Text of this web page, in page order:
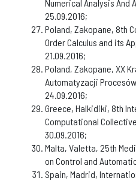
Numerical Analysis And
25.09.2016;
Poland, Zakopane, 8th
Order Calculus and its
21.09.2016;
Poland, Zakopane, XX
Automatyzacji Procesów
24.09.2016;
Greece, Halkidiki, 8th
Computational
30.09.2016;
Malta, Valetta, 25th
on Control and
Spain, Madrid,